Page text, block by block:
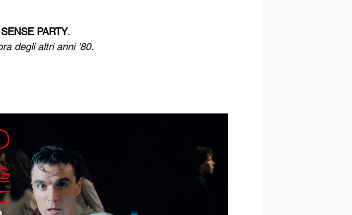
PARTY.
degli altri anni '80.